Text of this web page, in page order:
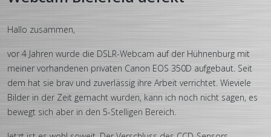
Hallo zusammen,
vor 4 Jahren wurde die DSLR-Webcam auf der Hühnenburg mit
meiner vorhandenen privaten Canon EOS 350D aufgebaut. Seit
dem hat sie brav und zuverlässig ihre Arbeit verrichtet. Wieviele
Bilder in der Zeit gemacht wurden, kann ich noch nicht sagen, es
bewegt sich aber in den 5-Stelligen Bereich.